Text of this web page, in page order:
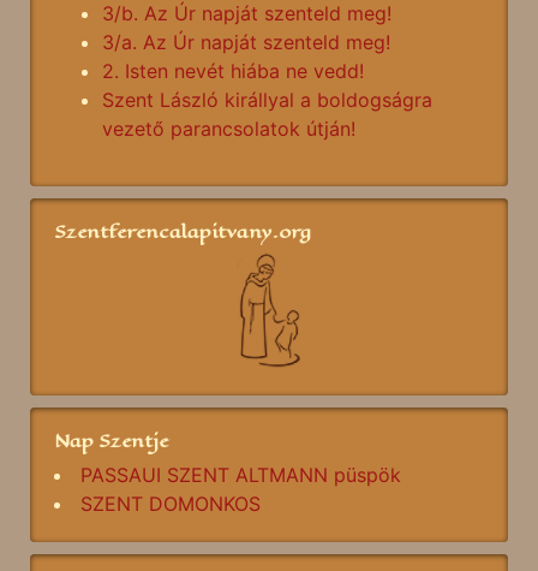
3/b. Az Úr napját szenteld meg!
3/a. Az Úr napját szenteld meg!
2. Isten nevét hiába ne vedd!
Szent László királlyal a boldogságra
vezető parancsolatok útján!
Szentferencalapitvany.org
Nap Szentje
PASSAUI SZENT ALTMANN püspök
SZENT DOMONKOS